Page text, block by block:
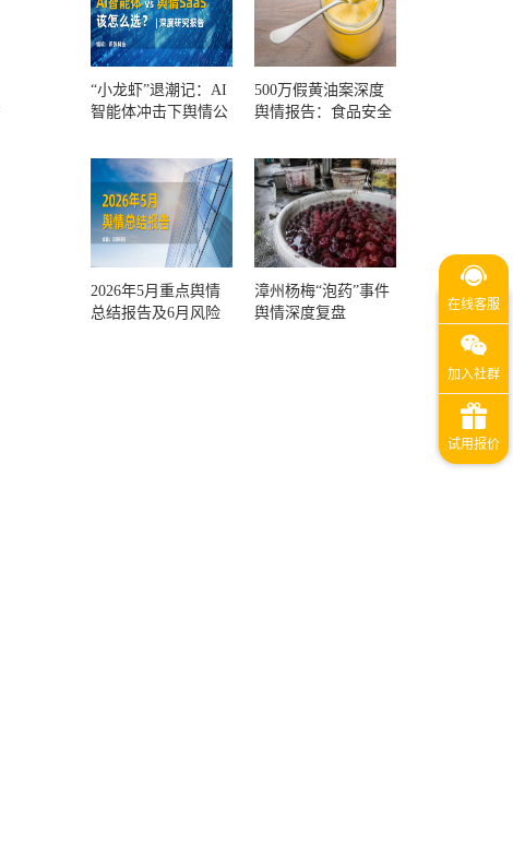
“小龙虾”退潮记：AI
智能体冲击下舆情公
500万假黄油案深度
舆情报告：食品安全
一环？
2026年5月重点舆情
总结报告及6月风险
漳州杨梅“泡药”事件
舆情深度复盘